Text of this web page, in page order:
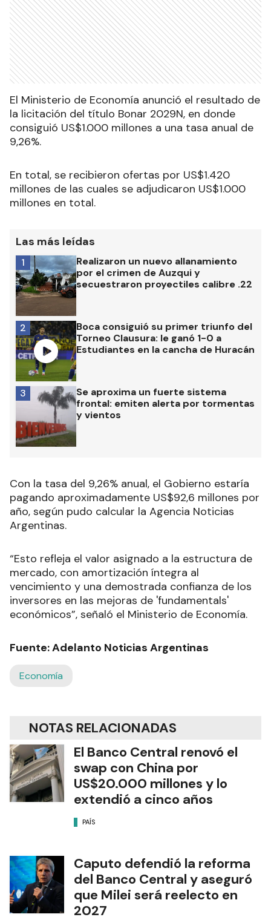
El Ministerio de Economía anunció el resultado de
la licitación del título Bonar 2029N, en donde
consiguió US$1.000 millones a una tasa anual de
9,26%.
En total, se recibieron ofertas por US$1.420
millones de las cuales se adjudicaron US$1.000
millones en total.
Las más leídas
Realizaron un nuevo allanamiento
por el crimen de Auzqui y
secuestraron proyectiles calibre .22
1
Boca consiguió su primer triunfo del
Torneo Clausura: le ganó 1-0 a
Estudiantes en la cancha de Huracán
2
Se aproxima un fuerte sistema
frontal: emiten alerta por tormentas
y vientos
3
Con la tasa del 9,26% anual, el Gobierno estaría
pagando aproximadamente US$92,6 millones por
año, según pudo calcular la Agencia Noticias
Argentinas.
“Esto refleja el valor asignado a la estructura de
mercado, con amortización íntegra al
vencimiento y una demostrada confianza de los
inversores en las mejoras de 'fundamentals'
económicos”, señaló el Ministerio de Economía.
Fuente: Adelanto Noticias Argentinas
Economía
NOTAS RELACIONADAS
El Banco Central renovó el
swap con China por
US$20.000 millones y lo
extendió a cinco años
PAÍS
Caputo defendió la reforma
del Banco Central y aseguró
que Milei será reelecto en
2027